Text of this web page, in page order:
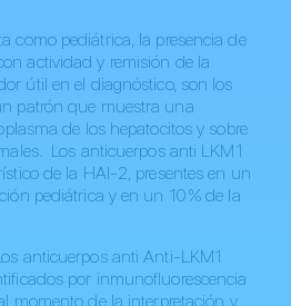
como pediátrica, la presencia de
actividad y remisión de la
útil en el diagnóstico, son los
patrón que muestra una
de los hepatocitos y sobre
Los anticuerpos anti LKM1
de la HAI-2, presentes en un
pediátrica y en un 10 % de la
anticuerpos anti Anti-LKM1
por inmunofluorescencia
momento de la interpretación y